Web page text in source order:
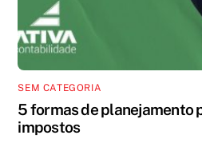
SEM CATEGORIA
5 formas de planejamento
impostos